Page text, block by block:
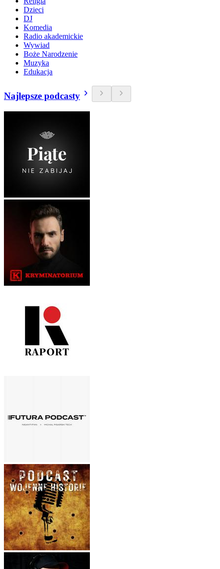
Dzieci
DJ
Komedia
Radio akademickie
Wywiad
Boże Narodzenie
Muzyka
Edukacja
Najlepsze podcasty